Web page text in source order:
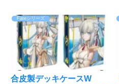
Fateシリーズ
合皮製デッキケースW